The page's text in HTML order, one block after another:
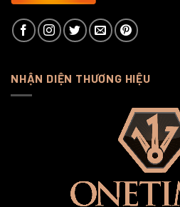
NHẬN DIỆN THƯƠNG HIỆU